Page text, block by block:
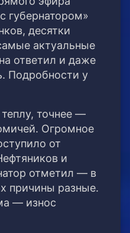
губернатором»
десятки
актуальные
ответил и даже
Подробности у
точнее —
Огромное
от
и
отметил — в
причины разные.
— износ